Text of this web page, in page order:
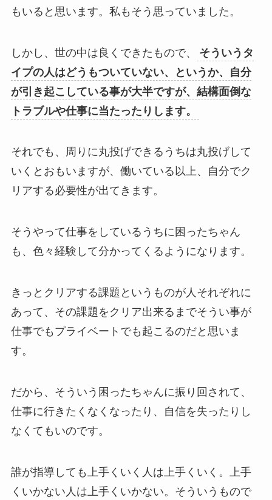
もいると思います。私もそう思っていました。
しかし、世の中は良くできたもので、
そういうタ
イプの人はどうもついていない、というか、自分
が引き起こしている事が大半ですが、結構面倒な
トラブルや仕事に当たったりします。
それでも、周りに丸投げできるうちは丸投げして
いくとおもいますが、働いている以上、自分でク
リアする必要性が出てきます。
そうやって仕事をしているうちに困ったちゃん
も、色々経験して分かってくるようになります。
きっとクリアする課題というものが人それぞれに
あって、その課題をクリア出来るまでそうい事が
仕事でもプライベートでも起こるのだと思いま
す。
だから、そういう困ったちゃんに振り回されて、
仕事に行きたくなくなったり、自信を失ったりし
なくてもいのです。
誰が指導しても上手くいく人は上手くいく。上手
くいかない人は上手くいかない。そういうもので